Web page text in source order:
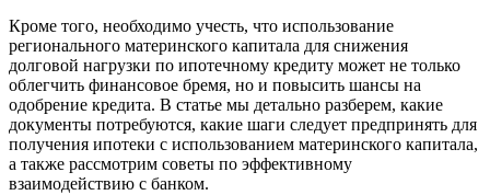
Кроме того, необходимо учесть, что использование
регионального материнского капитала для снижения
долговой нагрузки по ипотечному кредиту может не только
облегчить финансовое бремя, но и повысить шансы на
одобрение кредита. В статье мы детально разберем, какие
документы потребуются, какие шаги следует предпринять для
получения ипотеки с использованием материнского капитала,
а также рассмотрим советы по эффективному
взаимодействию с банком.